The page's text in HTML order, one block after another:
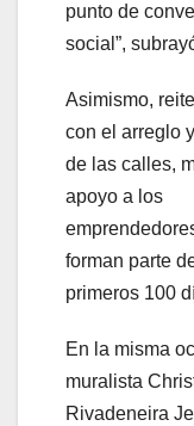
punto de
social”,
Asimismo,
con el arreglo
de las calles,
apoyo a los
forman parte
primeros 100
En la misma
muralista
Rivadeneira